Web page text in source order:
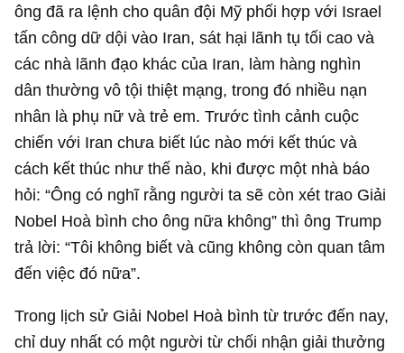
ông đã ra lệnh cho quân đội Mỹ phối hợp với Israel
tấn công dữ dội vào Iran, sát hại lãnh tụ tối cao và
các nhà lãnh đạo khác của Iran, làm hàng nghìn
dân thường vô tội thiệt mạng, trong đó nhiều nạn
nhân là phụ nữ và trẻ em. Trước tình cảnh cuộc
chiến với Iran chưa biết lúc nào mới kết thúc và
cách kết thúc như thế nào, khi được một nhà báo
hỏi: “Ông có nghĩ rằng người ta sẽ còn xét trao Giải
Nobel Hoà bình cho ông nữa không” thì ông Trump
trả lời: “Tôi không biết và cũng không còn quan tâm
đến việc đó nữa”.
Trong lịch sử Giải Nobel Hoà bình từ trước đến nay,
chỉ duy nhất có một người từ chối nhận giải thưởng